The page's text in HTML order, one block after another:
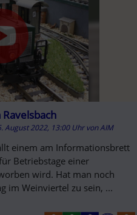
August 2022, 13:00 Uhr vonAIM
einem am Informationsbrett
Betriebstage einer
wird. Hat man noch
im Weinviertel zu sein, ...